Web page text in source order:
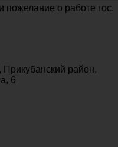
пожелание о работе гос.
Прикубанский район,
6